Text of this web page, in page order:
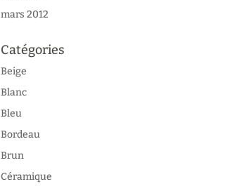
mars 2012
Catégories
Beige
Blanc
Bleu
Bordeau
Brun
Céramique